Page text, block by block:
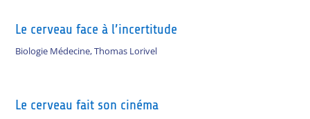
Le cerveau face à l’incertitude
Biologie Médecine,Thomas Lorivel
Le cerveau fait son cinéma